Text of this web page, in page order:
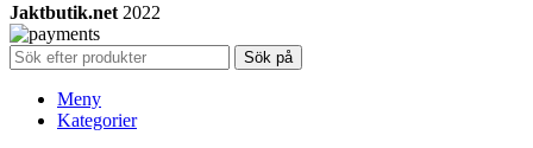
Jaktbutik.net 2022
Sök på
Meny
Kategorier